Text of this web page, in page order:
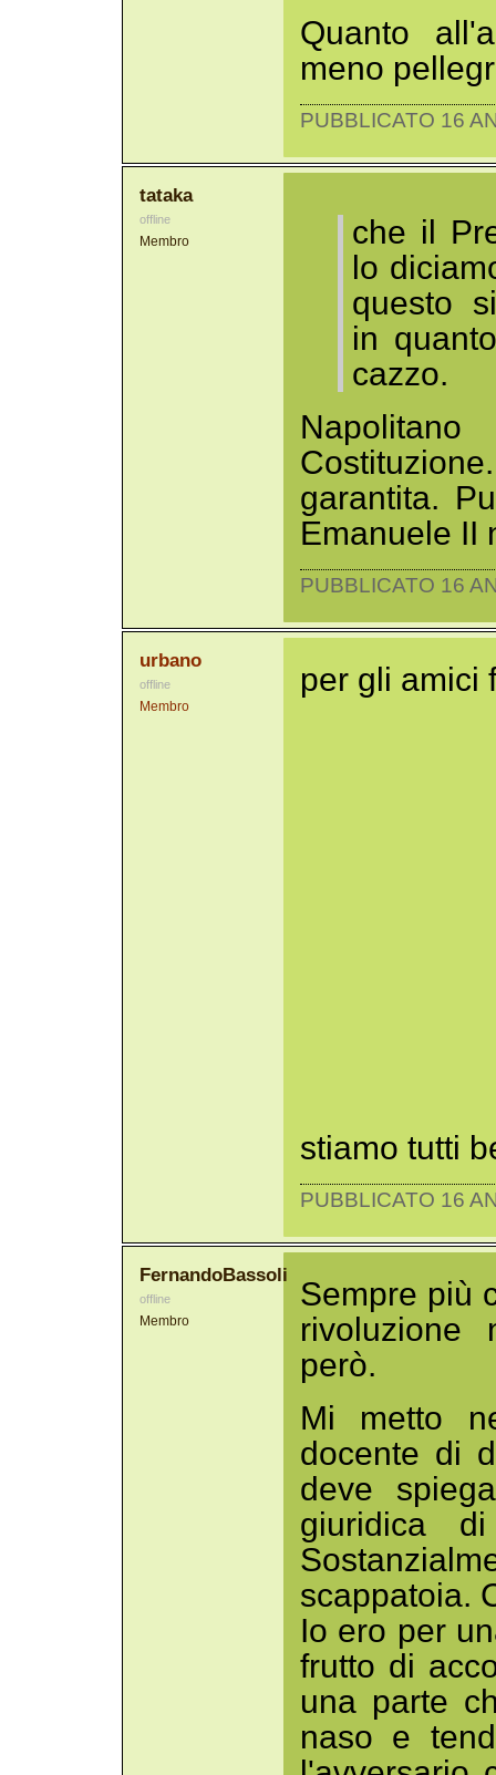
Quanto
meno
PUBBLICATO 16
tataka
offline
Membro
che il
lo
questo
in
cazzo.
garantita.
Emanuele II
PUBBLICATO 16
urbano
offline
Membro
per gli amici
stiamo tutti
PUBBLICATO 16
FernandoBassoli
offline
Membro
Sempre più
però.
Mi metto
docente di
deve
giuridica
scappatoia.
Io ero per
frutto di
una parte
naso e